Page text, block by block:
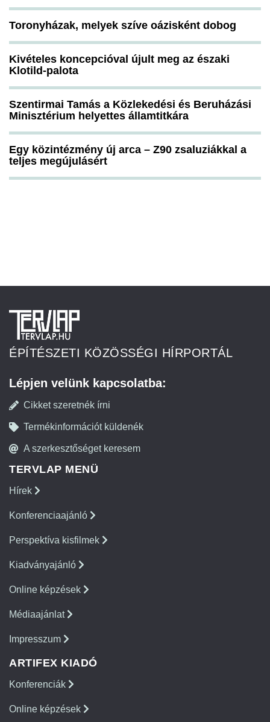
Toronyházak, melyek szíve oázisként dobog
Kivételes koncepcióval újult meg az északi
Klotild-palota
Szentirmai Tamás a Közlekedési és Beruházási
Minisztérium helyettes államtitkára
Egy közintézmény új arca – Z90 zsaluziákkal a
teljes megújulásért
ÉPÍTÉSZETI KÖZÖSSÉGI HÍRPORTÁL
Lépjen velünk kapcsolatba:
Cikket szeretnék írni
Termékinformációt küldenék
A szerkesztőséget keresem
TERVLAP MENÜ
Hírek
Konferenciaajánló
Perspektíva kisfilmek
Kiadványajánló
Online képzések
Médiaajánlat
Impresszum
ARTIFEX KIADÓ
Konferenciák
Online képzések